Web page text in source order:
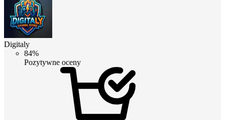
Digitaly
84%
Pozytywne oceny